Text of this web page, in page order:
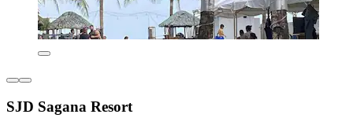
SJD Sagana Resort